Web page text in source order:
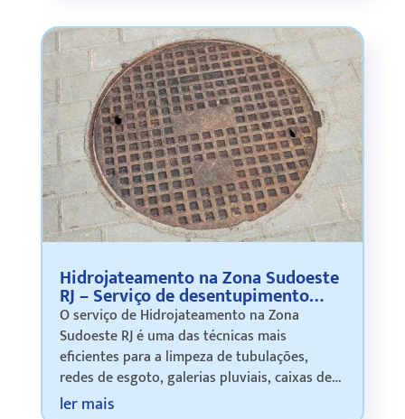
Hidrojateamento na Zona Sudoeste
RJ – Serviço de desentupimento
profissional
O serviço de Hidrojateamento na Zona
Sudoeste RJ é uma das técnicas mais
eficientes para a limpeza de tubulações,
redes de esgoto, galerias pluviais, caixas de
gordura e sistemas de drenagem. Através da
ler mais